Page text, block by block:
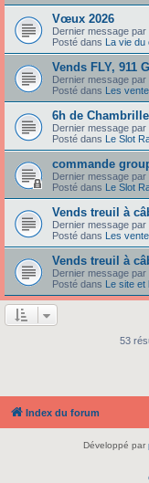
Vœux 2026
Dernier message par
Posté dans La vie du
Vends FLY, 911
Dernier message par
Posté dans Les
6h de
Dernier message par
Posté dans Le Slot
commande
Dernier message par
Posté dans Le Slot
Vends treuil à
Dernier message par
Posté dans Les
Vends treuil à
Dernier message par
Posté dans Le site et
53
Index du forum
Développé par